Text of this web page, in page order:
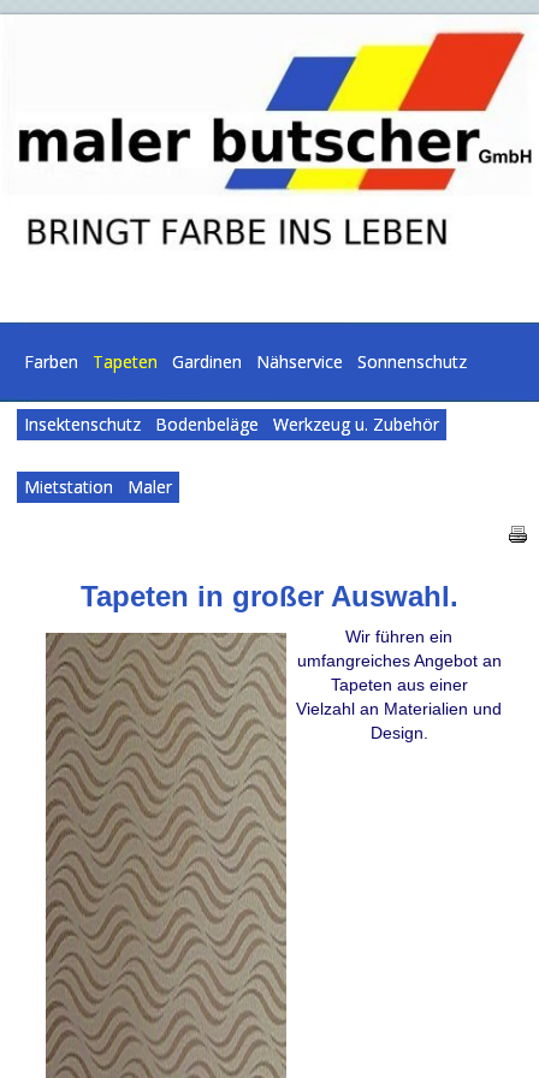
Farben Tapeten Gardinen Nähservice Sonnenschutz
Insektenschutz Bodenbeläge Werkzeug u. Zubehör
Mietstation Maler
Tapeten in großer Auswahl.
Wir führen ein
umfangreiches Angebot an
Tapeten aus einer
Vielzahl an Materialien und
Design.